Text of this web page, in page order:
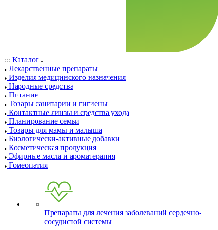
Каталог
Лекарственные препараты
Изделия медицинского назначения
Народные средства
Питание
Товары санитарии и гигиены
Контактные линзы и средства ухода
Планирование семьи
Товары для мамы и малыша
Биологически-активные добавки
Косметическая продукция
Эфирные масла и ароматерапия
Гомеопатия
Препараты для лечения заболеваний сердечно-
сосудистой системы